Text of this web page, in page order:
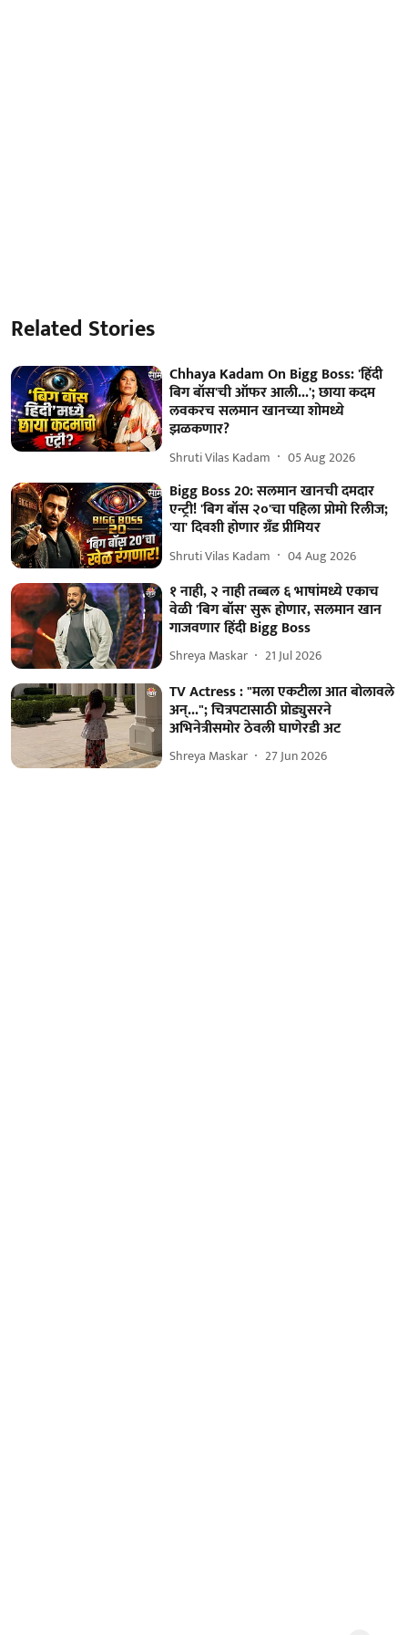
Related Stories
Chhaya Kadam On Bigg Boss: 'हिंदी
बिग बॉस'ची ऑफर आली...'; छाया कदम
लवकरच सलमान खानच्या शोमध्ये
झळकणार?
Shruti Vilas Kadam 05 Aug 2026
Bigg Boss 20: सलमान खानची दमदार
एन्ट्री! 'बिग बॉस २०'चा पहिला प्रोमो रिलीज;
'या' दिवशी होणार ग्रँड प्रीमियर
Shruti Vilas Kadam 04 Aug 2026
१ नाही, २ नाही तब्बल ६ भाषांमध्ये एकाच
वेळी 'बिग बॉस' सुरू होणार, सलमान खान
गाजवणार हिंदी Bigg Boss
Shreya Maskar 21 Jul 2026
TV Actress : "मला एकटीला आत बोलावले
अन्..."; चित्रपटासाठी प्रोड्युसरने
अभिनेत्रीसमोर ठेवली घाणेरडी अट
Shreya Maskar 27 Jun 2026